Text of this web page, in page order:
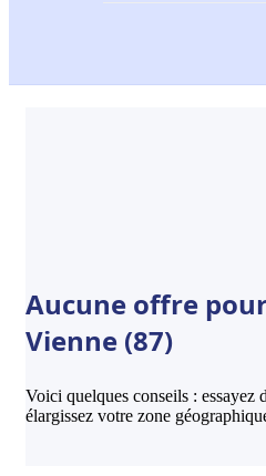
Aucune offre
Vienne (87)
Voici quelques conseils : essayez
élargissez votre zone